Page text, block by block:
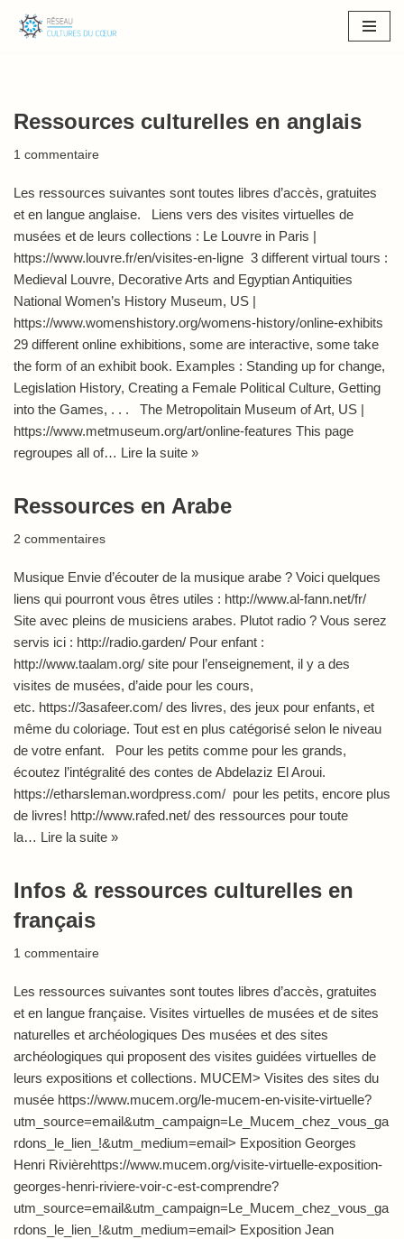
Ressources culturelles en anglais
1 commentaire
Les ressources suivantes sont toutes libres d’accès, gratuites
et en langue anglaise. Liens vers des visites virtuelles de
musées et de leurs collections : Le Louvre in Paris |
https://www.louvre.fr/en/visites-en-ligne 3 different virtual tours :
Medieval Louvre, Decorative Arts and Egyptian Antiquities
National Women’s History Museum, US |
https://www.womenshistory.org/womens-history/online-exhibits
29 different online exhibitions, some are interactive, some take
the form of an exhibit book. Examples : Standing up for change,
Legislation History, Creating a Female Political Culture, Getting
into the Games, . . . The Metropolitain Museum of Art, US |
https://www.metmuseum.org/art/online-features This page
regroupes all of… Lire la suite »
Ressources en Arabe
2 commentaires
Musique Envie d’écouter de la musique arabe ? Voici quelques
liens qui pourront vous êtres utiles : http://www.al-fann.net/fr/
Site avec pleins de musiciens arabes. Plutot radio ? Vous serez
servis ici : http://radio.garden/ Pour enfant :
http://www.taalam.org/ site pour l’enseignement, il y a des
visites de musées, d’aide pour les cours,
etc. https://3asafeer.com/ des livres, des jeux pour enfants, et
même du coloriage. Tout est en plus catégorisé selon le niveau
de votre enfant. Pour les petits comme pour les grands,
écoutez l’intégralité des contes de Abdelaziz El Aroui.
https://etharsleman.wordpress.com/ pour les petits, encore plus
de livres! http://www.rafed.net/ des ressources pour toute
la… Lire la suite »
Infos & ressources culturelles en
français
1 commentaire
Les ressources suivantes sont toutes libres d’accès, gratuites
et en langue française. Visites virtuelles de musées et de sites
naturelles et archéologiques Des musées et des sites
archéologiques qui proposent des visites guidées virtuelles de
leurs expositions et collections. MUCEM> Visites des sites du
musée https://www.mucem.org/le-mucem-en-visite-virtuelle?
utm_source=email&utm_campaign=Le_Mucem_chez_vous_ga
rdons_le_lien_!&utm_medium=email> Exposition Georges
Henri Rivièrehttps://www.mucem.org/visite-virtuelle-exposition-
georges-henri-riviere-voir-c-est-comprendre?
utm_source=email&utm_campaign=Le_Mucem_chez_vous_ga
rdons_le_lien_!&utm_medium=email> Exposition Jean